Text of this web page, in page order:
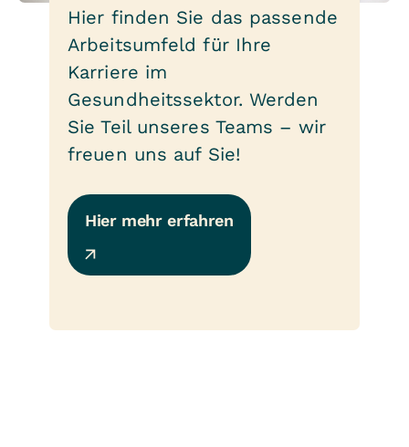
Hier finden Sie das passende
Arbeitsumfeld für Ihre
Karriere im
Gesundheitssektor. Werden
Sie Teil unseres Teams – wir
freuen uns auf Sie!
Hier mehr erfahren